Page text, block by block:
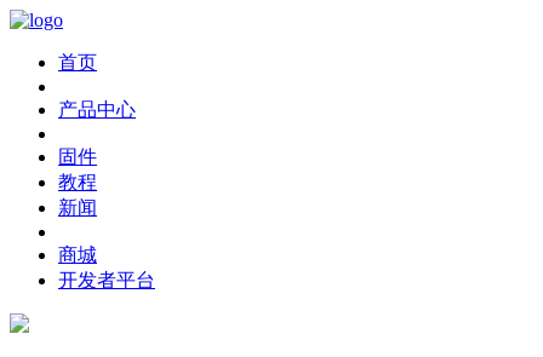
首页
产品中心
固件
教程
新闻
商城
开发者平台